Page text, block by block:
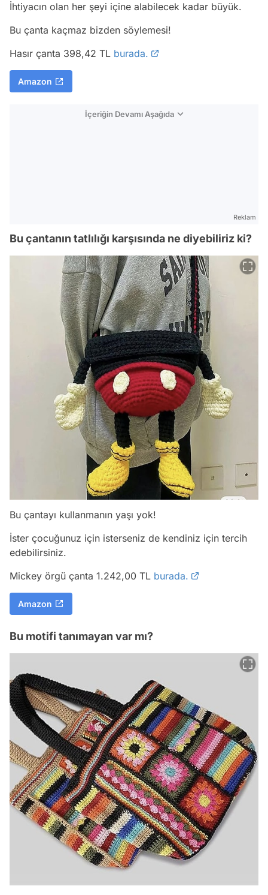
İhtiyacın olan her şeyi içine alabilecek kadar büyük.
Bu çanta kaçmaz bizden söylemesi!
Hasır çanta 398,42 TL burada.
Amazon
İçeriğin Devamı Aşağıda
Reklam
Bu çantanın tatlılığı karşısında ne diyebiliriz ki?
Bu çantayı kullanmanın yaşı yok!
İster çocuğunuz için isterseniz de kendiniz için tercih
edebilirsiniz.
Mickey örgü çanta 1.242,00 TL burada.
Amazon
Bu motifi tanımayan var mı?